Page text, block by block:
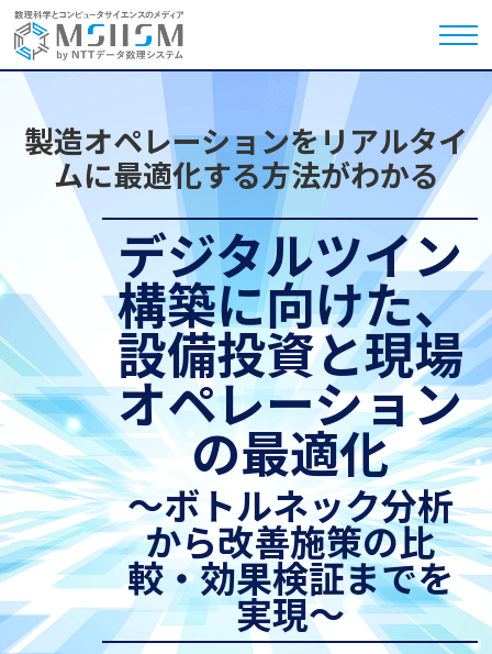
製造オペレーションをリアルタイ
ムに最適化する方法がわかる
デジタルツイン
構築に向けた、
設備投資と現場
オペレーション
の最適化
～ボトルネック分析
から改善施策の比
較・効果検証までを
実現～